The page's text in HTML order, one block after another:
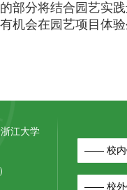
部分将结合园艺实
机会在园艺项目体
江大学
—— 校
—— 校